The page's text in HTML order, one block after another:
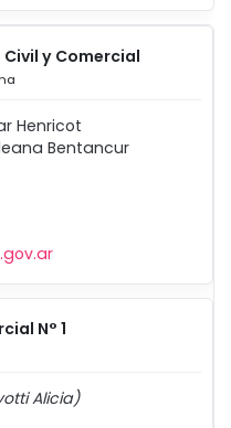
y Comercial
Henricot
Bentancur
N° 1
Alicia)